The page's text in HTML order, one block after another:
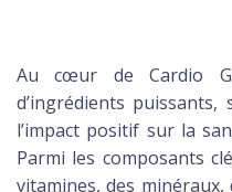
Au cœur de Cardio
d’ingrédients puissants,
l’impact positif sur la
Parmi les composants
vitamines, des